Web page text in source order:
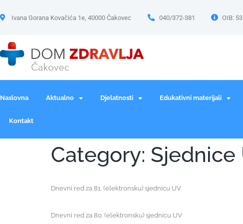
Ivana Gorana Kovačića 1e, 40000 Čakovec 040/372-381 OIB:
Naslovna Aktualno Djelatnosti Edukativni materijali
Kontakt
Category: Sjednice
Dnevni red za 81. (elektronsku) sjednicu UV
Dnevni red za 80. (elektronsku) sjednicu UV